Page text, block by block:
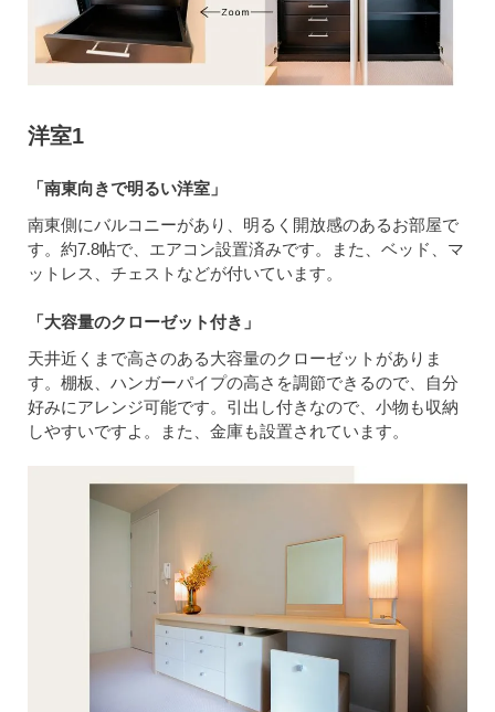
洋室1
「南東向きで明るい洋室」
南東側にバルコニーがあり、明るく開放感のあるお部屋で
す。約7.8帖で、エアコン設置済みです。また、ベッド、マ
ットレス、チェストなどが付いています。
「大容量のクローゼット付き」
天井近くまで高さのある大容量のクローゼットがありま
す。棚板、ハンガーパイプの高さを調節できるので、自分
好みにアレンジ可能です。引出し付きなので、小物も収納
しやすいですよ。また、金庫も設置されています。